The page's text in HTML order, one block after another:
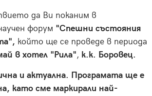
да Ви поканим в
форум "Спешни състояния
който ще се проведе в периода
в хотел "Рила", к.к. Боровец.
и актуална. Програмата ще е
като сме маркирали най-